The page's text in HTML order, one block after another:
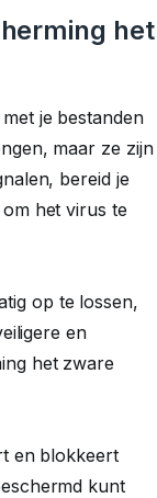
het
je bestanden
maar ze zijn
bereid je
het virus te
op te lossen,
en
het zware
en blokkeert
kunt